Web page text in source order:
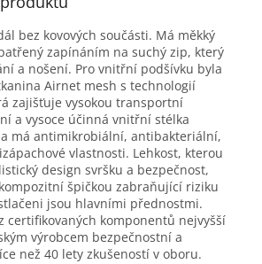
bez kovových součásti. Má měkký
zapínáním na suchý zip, který
a nošení. Pro vnitřní podšívku byla
Airnet mesh s technologií
zajišťuje vysokou transportní
a vysoce účinná vnitřní stélka
má antimikrobiální, antibakteriální,
vlastnosti. Lehkost, kterou
design svršku a bezpečnost,
špičkou zabraňující riziku
jsou hlavními přednostmi.
certifikovaných komponentů nejvyšší
výrobcem bezpečnostní a
než 40 lety zkušeností v oboru.